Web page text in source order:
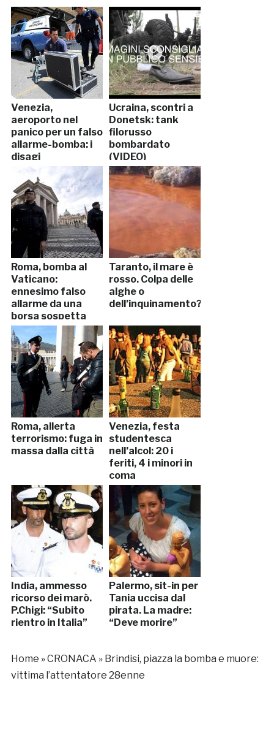
Venezia,
aeroporto nel
panico per un falso
allarme-bomba: i
disagi
Ucraina, scontri a
Donetsk: tank
filorusso
bombardato
(VIDEO)
Roma, bomba al
Vaticano:
ennesimo falso
allarme da una
borsa sospetta
Taranto, il mare è
rosso. Colpa delle
alghe o
dell’inquinamento?
Roma, allerta
terrorismo: fuga in
massa dalla città
Venezia, festa
studentesca
nell’alcol: 20 i
feriti, 4 i minori in
coma
India, ammesso
ricorso dei marò.
P.Chigi: “Subito
rientro in Italia”
Palermo, sit-in per
Tania uccisa dal
pirata. La madre:
“Deve morire”
Home »CRONACA » Brindisi, piazza la bomba e muore:
vittima l’attentatore 28enne